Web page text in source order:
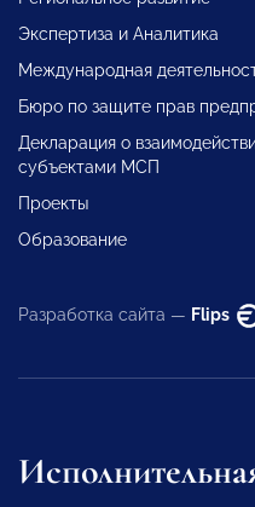
Экспертиза и Аналитика
Международная
Бюро по защите прав
Декларация о
субъектами МСП
Проекты
Образование
Разработка сайта — Flips